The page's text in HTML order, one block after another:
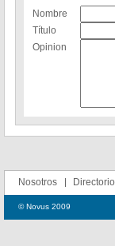
Nombre
Título
Opinion
Nosotros Directorio
© Novus 2009